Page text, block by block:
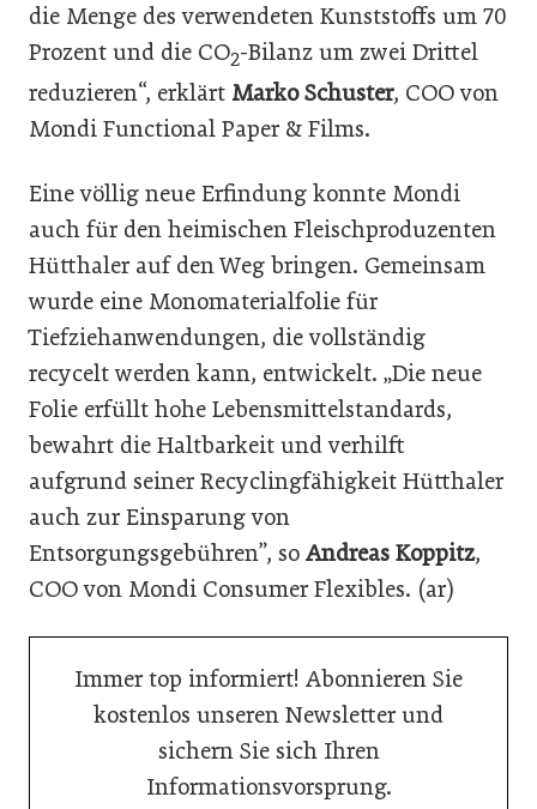
die Menge des verwendeten Kunststoffs um 70
Prozent und die CO2-Bilanz um zwei Drittel
reduzieren“, erklärt Marko Schuster, COO von
Mondi Functional Paper & Films.
Eine völlig neue Erfindung konnte Mondi
auch für den heimischen Fleischproduzenten
Hütthaler auf den Weg bringen. Gemeinsam
wurde eine Monomaterialfolie für
Tiefziehanwendungen, die vollständig
recycelt werden kann, entwickelt. „Die neue
Folie erfüllt hohe Lebensmittelstandards,
bewahrt die Haltbarkeit und verhilft
aufgrund seiner Recyclingfähigkeit Hütthaler
auch zur Einsparung von
Entsorgungsgebühren”, so Andreas Koppitz,
COO von Mondi Consumer Flexibles. (ar)
Immer top informiert! Abonnieren Sie
kostenlos unseren Newsletter und
sichern Sie sich Ihren
Informationsvorsprung.